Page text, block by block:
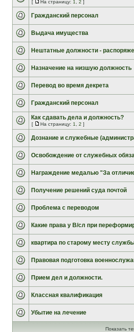
[ На страницу: 1 2 ]
Гражданский персонал
Выдача имущества
Нештатные должности -
Назначение на низшую должность
Перевод во время декрета
Гражданский персонал
Как сдавать дела и должность?
[ На страницу: 1 2 ]
Дознание и служебные
Освобождение от служебных
Награждение медалью "За
Получение решений суда почтой
Проблема с переводом
Какие права у В/сл при
квартира по старому месту
Правовая подготовка
Прием дел и должности.
Классная квалификация
Убытие на лечение
Показать